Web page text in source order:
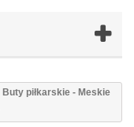
Buty piłkarskie - Meskie